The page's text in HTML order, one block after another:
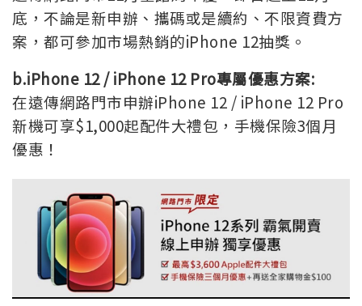
底，不論是新申辦、攜碼或是續約、不限資費方
案，都可參加市場熱銷的iPhone 12抽獎。
b.iPhone 12 / iPhone 12 Pro專屬優惠方案:
在遠傳網路門市申辦iPhone 12 / iPhone 12 Pro
新機可享$1,000起配件大禮包，手機保險3個月
優惠！